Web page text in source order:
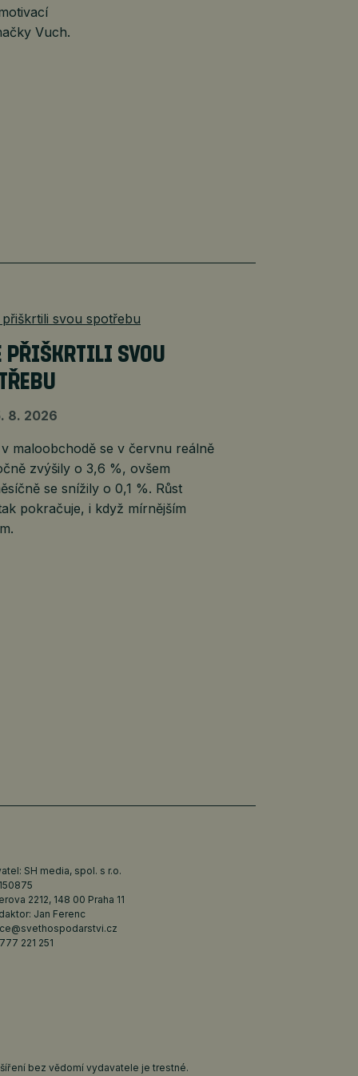
Vuch.
PŘIŠKRTILI SVOU
8. 2026
maloobchodě se v červnu reálně
zvýšily o 3,6 %, ovšem
se snížily o 0,1 %. Růst
pokračuje, i když mírnějším
SH media, spol. s r.o.
2212, 148 00 Praha 11
Jan Ferenc
221 251
bez vědomí vydavatele je trestné.